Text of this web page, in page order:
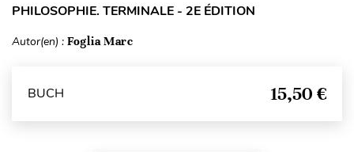
PHILOSOPHIE. TERMINALE - 2E ÉDITION
Autor(en) : Foglia Marc
BUCH 15,50 €